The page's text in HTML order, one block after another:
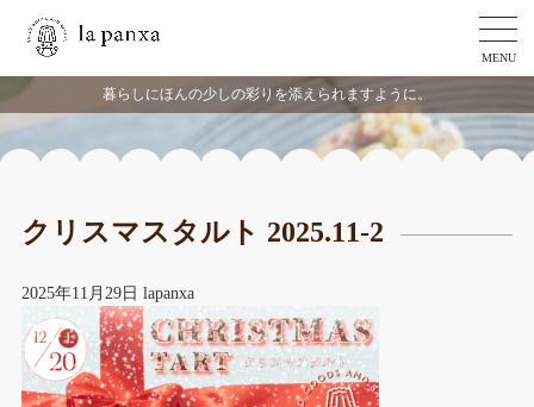
MENU
暮らしにほんの少しの彩りを添えられますように。
クリスマスタルト 2025.11-2
2025年11月29日 lapanxa